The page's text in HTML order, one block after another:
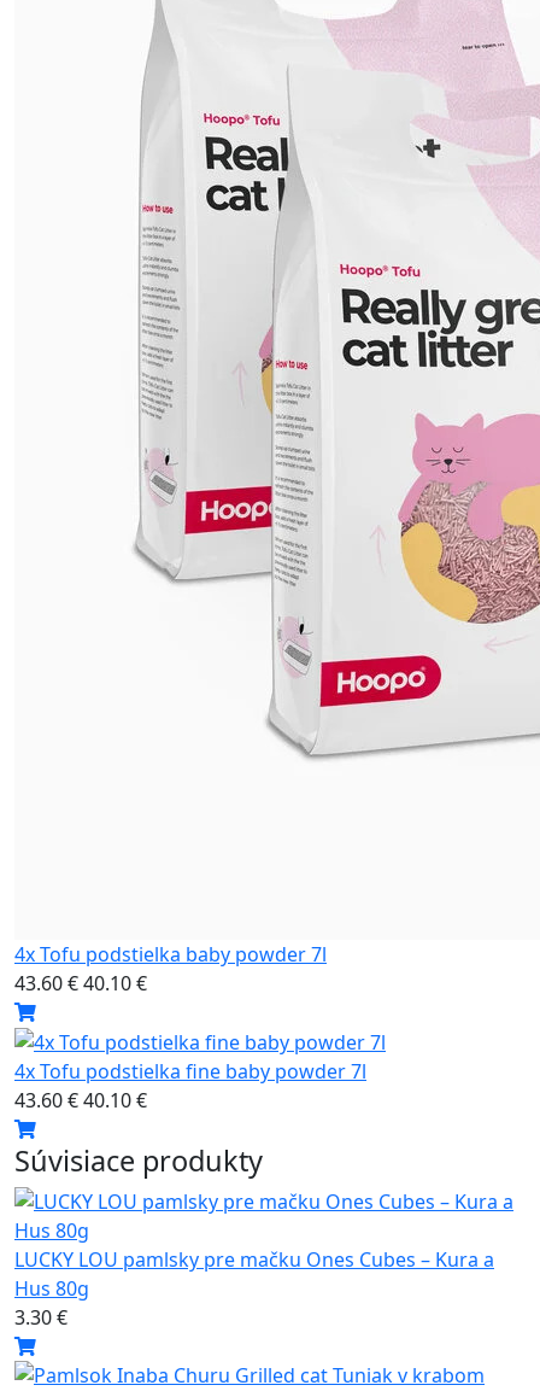
4x Tofu podstielka baby powder 7l
43.60 €40.10 €
4x Tofu podstielka fine baby powder 7l
43.60 €40.10 €
Súvisiace produkty
LUCKY LOU pamlsky pre mačku Ones Cubes – Kura a
Hus 80g
3.30 €